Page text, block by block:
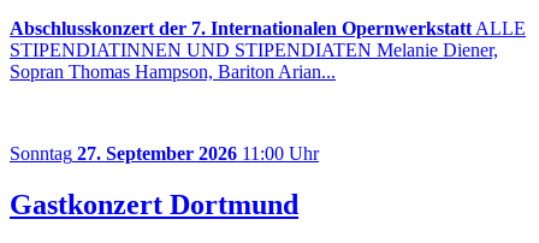
Abschlusskonzert der 7. Internationalen OpernwerkstattALLE
STIPENDIATINNEN UND STIPENDIATEN Melanie Diener,
Sopran Thomas Hampson, Bariton Arian...
Sonntag 27. September 2026 11:00 Uhr
Gastkonzert Dortmund